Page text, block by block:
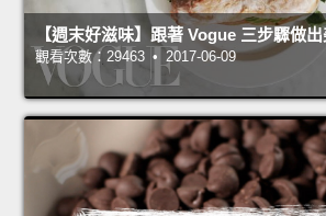
【週末好滋味】跟著 Vogue 三步驟做
觀看次數：29463 • 2017-06-09